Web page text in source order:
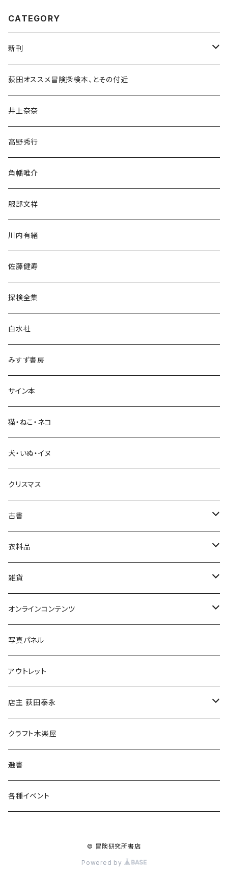
CATEGORY
新刊
和書
文学・小説・物語
随筆・ノンフィクション・その他
民族・風習
言語・ことば
生活・暮らし
芸術・絵画・写真
絵本・児童書
娯楽・エンターテインメント
荻田オススメ冒険探検本、とその付近
井上奈奈
高野秀行
角幡唯介
服部文祥
川内有緒
佐藤健寿
探検全集
白水社
みすず書房
サイン本
猫・ねこ・ネコ
犬・いぬ・イヌ
クリスマス
古書
古書セット
美術
衣料品
POLEWARDS
Tシャツ
雑貨
バッグ
ブックカバー
マグカップ
傘
食料品
その他
オンラインコンテンツ
冒険クロストーク
写真パネル
アウトレット
店主 荻田泰永
書籍
ウェア
クラフト木楽屋
選書
各種イベント
© 冒険研究所書店
Powered by